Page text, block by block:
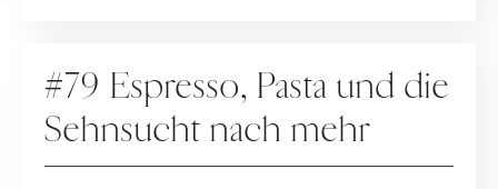
#79 Espresso, Pasta und die
Sehnsucht nach mehr